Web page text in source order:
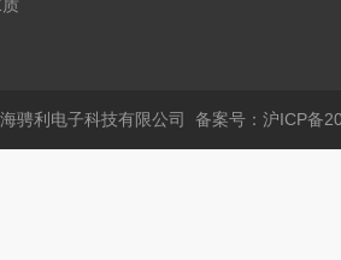
骋利电子科技有限公司 备案号：沪ICP备